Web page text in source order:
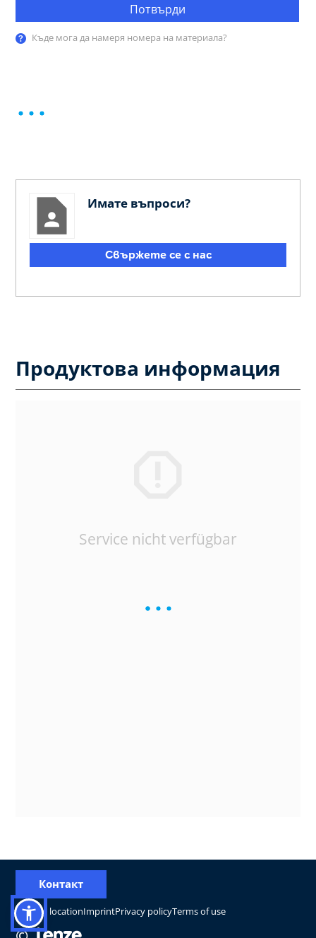
Потвърди
Къде мога да намеря номера на материала?
Имате въпроси?
Свържете се с нас
Продуктова информация
Service nicht verfügbar
Change locationImprintPrivacy policyTerms of use
Контакт